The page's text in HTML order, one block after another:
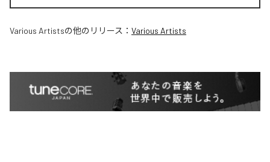
Various Artistsの他のリリース： Various Artists